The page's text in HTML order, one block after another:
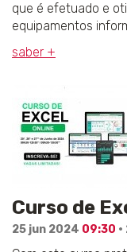
que é efetuado e
equipamentos
saber +
Curso de
25 jun 2024 09:30